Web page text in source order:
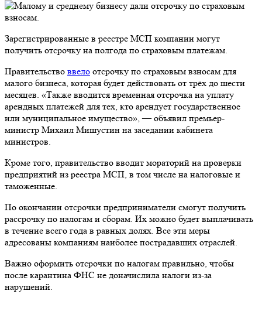
Зарегистрированные в реестре МСП компании могут
получить отсрочку на полгода по страховым платежам.
Правительство ввело отсрочку по страховым взносам для
малого бизнеса, которая будет действовать от трёх до шести
месяцев. «Также вводится временная отсрочка на уплату
арендных платежей для тех, кто арендует государственное
или муниципальное имущество», — объявил премьер-
министр Михаил Мишустин на заседании кабинета
министров.
Кроме того, правительство вводит мораторий на проверки
предприятий из реестра МСП, в том числе на налоговые и
таможенные.
По окончании отсрочки предприниматели смогут получить
рассрочку по налогам и сборам. Их можно будет выплачивать
в течение всего года в равных долях. Все эти меры
адресованы компаниям наиболее пострадавших отраслей.
Важно оформить отсрочки по налогам правильно, чтобы
после карантина ФНС не доначислила налоги из-за
нарушений.